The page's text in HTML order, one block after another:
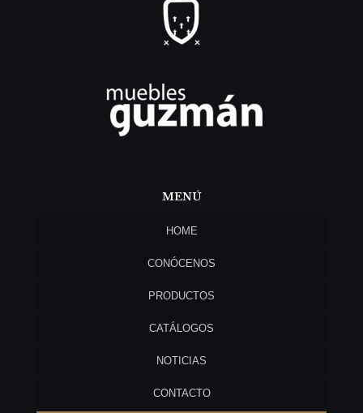
MENÚ
HOME
CONÓCENOS
PRODUCTOS
CATÁLOGOS
NOTICIAS
CONTACTO